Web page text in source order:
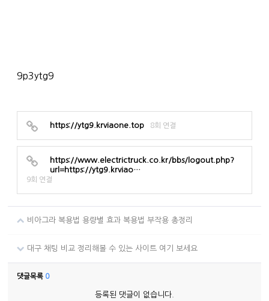
9p3ytg9
https://ytg9.krviaone.top 8회 연결
https://www.electrictruck.co.kr/bbs/logout.php?
url=https://ytg9.krviao…
9회 연결
비아그라 복용법 용량별 효과 복용법 부작용 총정리
대구 채팅 비교 정리해볼 수 있는 사이트 여기 보세요
댓글목록 0
등록된 댓글이 없습니다.